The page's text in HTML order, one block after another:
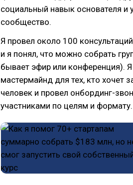
социальный навык основателя и
сообщество.
Я провел около 100
и я понял, что можно собрать
бывает эфир или конференция).
мастермайнд для тех, кто хочет
человек и провел онбординг-
участниками по целям и формату.